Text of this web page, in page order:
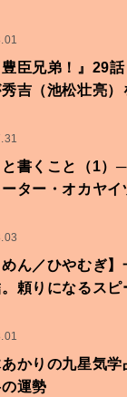
臣兄弟！』29
吉（池松壮亮）
書くこと（1）
ター・オカヤ
めん／ひやむぎ
頼りになるスピ
あかりの九星気
運勢